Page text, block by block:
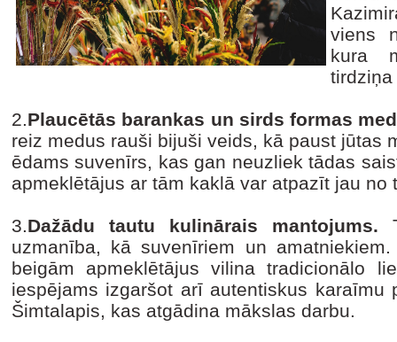
viens
kura
2.Plaucētās barankas un sirds formas
reiz medus rauši bijuši veids, kā paust jūtas
ēdams suvenīrs, kas gan neuzliek tādas
apmeklētājus ar tām kaklā var atpazīt jau no
3.Dažādu tautu kulinārais mantojums.
uzmanība, kā suvenīriem un
beigām apmeklētājus vilina tradicionālo
iespējams izgaršot arī autentiskus
Šimtalapis, kas atgādina mākslas darbu.